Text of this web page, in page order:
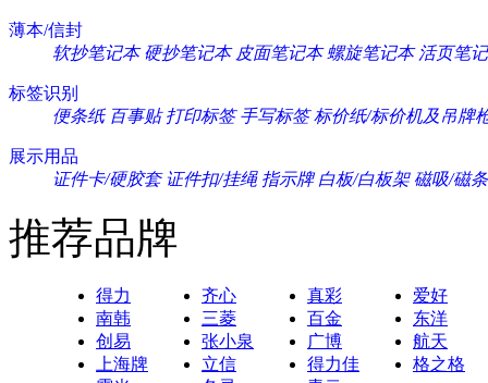
薄本/信封
软抄笔记本 硬抄笔记本 皮面笔记本 螺旋笔记本 活页笔
标签识别
便条纸 百事贴 打印标签 手写标签 标价纸/标价机及吊牌
展示用品
证件卡/硬胶套 证件扣/挂绳 指示牌 白板/白板架 磁吸/磁条
推荐品牌
得力 齐心 真彩
爱好
南韩
三菱 百金
东洋
创易
张小泉 广博
航天
上海牌
立信 得力佳
格之格